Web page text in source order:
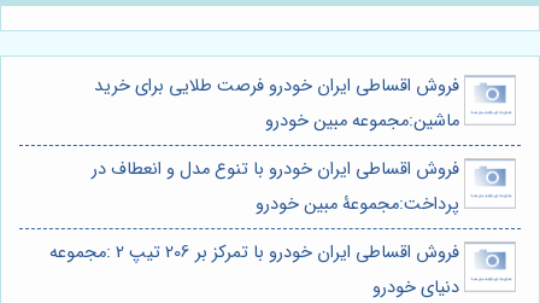
فروش اقساطی ایران خودرو فرصت طلایی برای خرید
ماشین:مجموعه مبین خودرو
فروش اقساطی ایران خودرو با تنوع مدل و انعطاف در
پرداخت:مجموعۀ مبین خودرو
فروش اقساطی ایران خودرو با تمرکز بر 206 تیپ 2 :مجموعه
دنیای خودرو